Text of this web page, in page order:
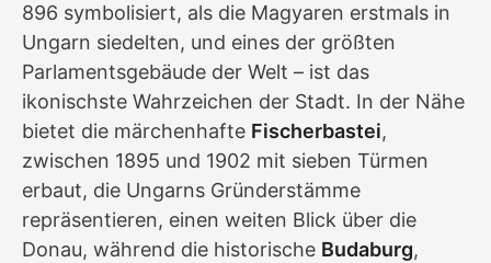
896 symbolisiert, als die Magyaren erstmals in
Ungarn siedelten, und eines der größten
Parlamentsgebäude der Welt – ist das
ikonischste Wahrzeichen der Stadt. In der Nähe
bietet die märchenhafte Fischerbastei,
zwischen 1895 und 1902 mit sieben Türmen
erbaut, die Ungarns Gründerstämme
repräsentieren, einen weiten Blick über die
Donau, während die historische Budaburg,